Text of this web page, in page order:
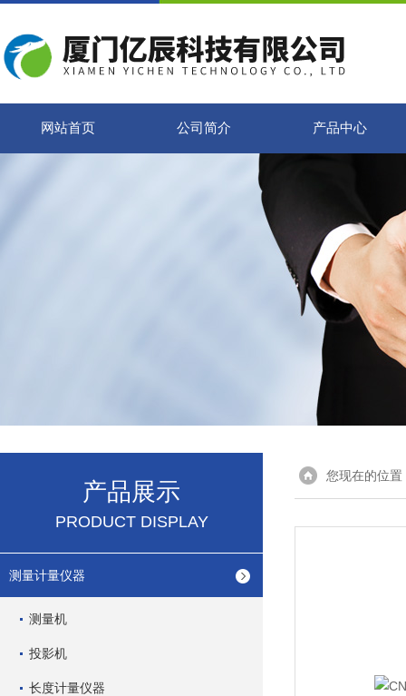
网站首页 公司简介 产品中心
产品展示
PRODUCT DISPLAY
测量计量仪器
测量机
投影机
长度计量仪器
您现在的位置